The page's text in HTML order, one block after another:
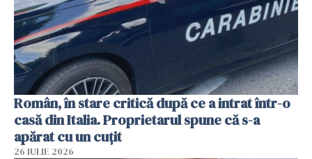
Român, în stare critică după ce a intrat într-o
casă din Italia. Proprietarul spune că s-a
apărat cu un cuțit
26 IULIE 2026